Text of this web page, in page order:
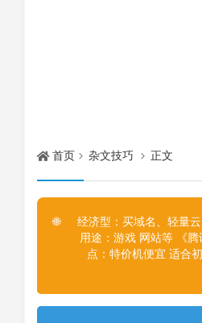
首页 杂文技巧 正文
🌐
经济型：买域名、轻量云
用途：游戏 网站等 《腾
点：特价机便宜 适合